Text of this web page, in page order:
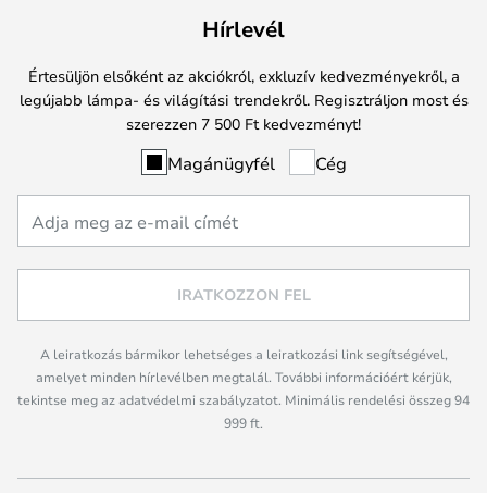
Hírlevél
Értesüljön elsőként az akciókról, exkluzív kedvezményekről, a
legújabb lámpa- és világítási trendekről. Regisztráljon most és
szerezzen 7 500 Ft kedvezményt!
Magánügyfél Cég
IRATKOZZON FEL
A leiratkozás bármikor lehetséges a leiratkozási link segítségével,
amelyet minden hírlevélben megtalál. További információért kérjük,
tekintse meg az adatvédelmi szabályzatot. Minimális rendelési összeg 94
999 ft.